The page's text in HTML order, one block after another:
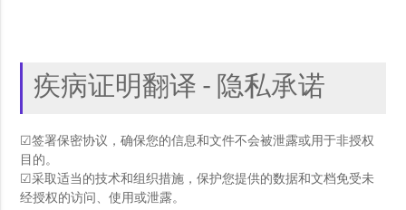
疾病证明翻译 - 隐私承诺
☑签署保密协议，确保您的信息和文件不会被泄露或用于非授权
目的。
☑采取适当的技术和组织措施，保护您提供的数据和文档免受未
经授权的访问、使用或泄露。